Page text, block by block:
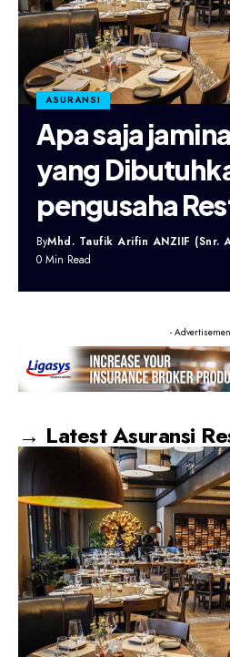
ASURANSI
Apa saja
yang
pengusaha
ByMhd. Taufik Arifin ANZIIF (Snr.
0 Min Read
-
→ Latest Asuransi